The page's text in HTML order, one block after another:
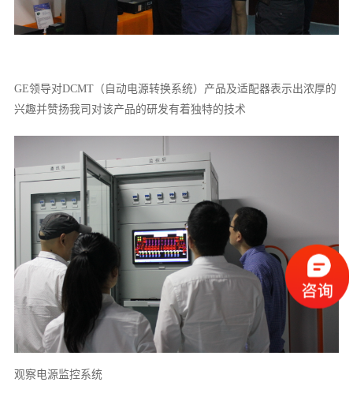
GE领导对DCMT（自动电源转换系统）产品及适配器表示出浓厚的
兴趣并赞扬我司对该产品的研发有着独特的技术
观察电源监控系统